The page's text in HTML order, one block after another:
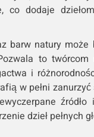
co dodaje
barw natury może
to twórcom
i
w pełni
źródło
dzieł pełnych